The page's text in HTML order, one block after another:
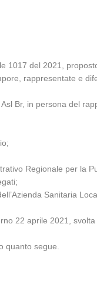
del 2021,
rappresentate e
Br, in persona del
Regionale per la
Sanitaria
22 aprile 2021,
quanto segue.